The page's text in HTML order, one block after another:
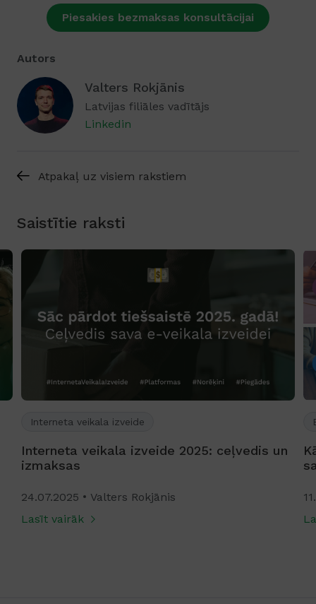
Piesakies bezmaksas konsultācijai
Autors
Valters Rokjānis
Latvijas filiāles vadītājs
Linkedin
Atpakaļ uz visiem rakstiem
Saistītie raksti
Interneta veikala izveide
Interneta veikala izveide 2025: ceļvedis un
izmaksas
24.07.2025
Valters Rokjānis
Lasīt vairāk